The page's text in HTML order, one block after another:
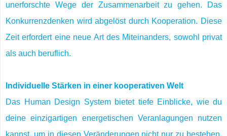
unerforschte Wege der Zusammenarbeit zu gehen. Das
Konkurrenzdenken wird abgelöst durch Kooperation. Diese
Zeit erfordert eine neue Art des Miteinanders, sowohl privat
als auch beruflich.
Individuelle Stärken in einer kooperativen Welt
Das Human Design System bietet tiefe Einblicke, wie du
deine einzigartigen energetischen Veranlagungen nutzen
kannst, um in diesen Veränderungen nicht nur zu bestehen,